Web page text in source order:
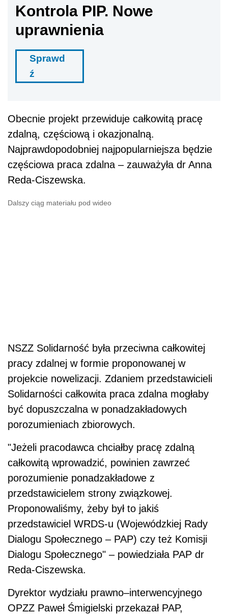
Kontrola PIP. Nowe
uprawnienia
Sprawd
ź
Obecnie projekt przewiduje całkowitą pracę
zdalną, częściową i okazjonalną.
Najprawdopodobniej najpopularniejsza będzie
częściowa praca zdalna – zauważyła dr Anna
Reda-Ciszewska.
Dalszy ciąg materiału pod wideo
NSZZ Solidarność była przeciwna całkowitej
pracy zdalnej w formie proponowanej w
projekcie nowelizacji. Zdaniem przedstawicieli
Solidarności całkowita praca zdalna mogłaby
być dopuszczalna w ponadzakładowych
porozumieniach zbiorowych.
"Jeżeli pracodawca chciałby pracę zdalną
całkowitą wprowadzić, powinien zawrzeć
porozumienie ponadzakładowe z
przedstawicielem strony związkowej.
Proponowaliśmy, żeby był to jakiś
przedstawiciel WRDS-u (Wojewódzkiej Rady
Dialogu Społecznego – PAP) czy też Komisji
Dialogu Społecznego" – powiedziała PAP dr
Reda-Ciszewska.
Dyrektor wydziału prawno–interwencyjnego
OPZZ Paweł Śmigielski przekazał PAP,